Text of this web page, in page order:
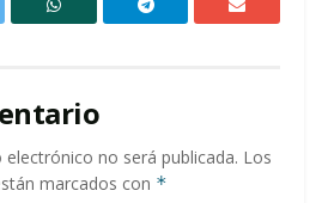
no será publicada. Los
marcados con *